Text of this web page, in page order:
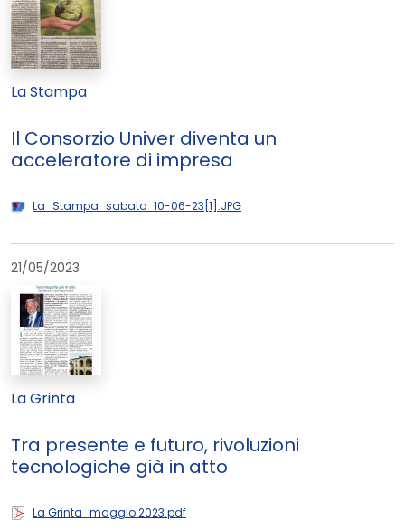
La Stampa
Il Consorzio Univer diventa un
acceleratore di impresa
La_Stampa_sabato_10-06-23[1].JPG
21/05/2023
La Grinta
Tra presente e futuro, rivoluzioni
tecnologiche già in atto
La Grinta_maggio 2023.pdf